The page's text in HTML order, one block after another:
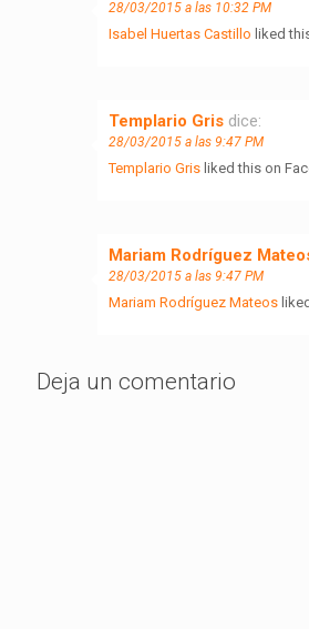
28/03/2015 a las 10:32 PM
Isabel Huertas Castillo liked
Templario Gris dice:
28/03/2015 a las 9:47 PM
Templario Gris liked this on
Mariam Rodríguez
28/03/2015 a las 9:47 PM
Mariam Rodríguez Mateos
Deja un comentario